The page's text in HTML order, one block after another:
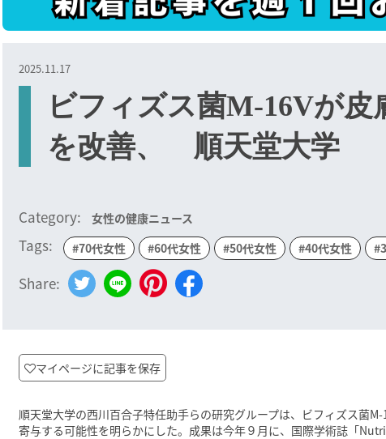
2025.11.17
ビフィズス菌M-16Vが
を改善、 順天堂大学
Category: 女性の健康ニュース
Tags: #70代女性 #60代女性 #50代女性 #40代女性
Share:
マイページに記事を保存
順天堂大学の西川百合子特任助手らの研究グループは、ビフィズス菌
寄与する可能性を明らかにした。成果は今年９月に、国際学術誌「